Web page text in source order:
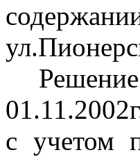
ул.П
с учетом